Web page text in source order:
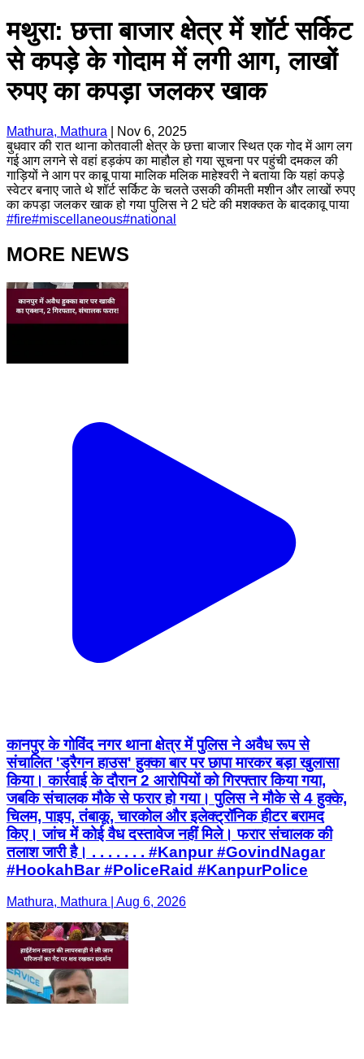
मथुरा: छत्ता बाजार क्षेत्र में शॉर्ट सर्किट
से कपड़े के गोदाम में लगी आग, लाखों
रुपए का कपड़ा जलकर खाक
Mathura, Mathura
Nov 6, 2025
बुधवार की रात थाना कोतवाली क्षेत्र के छत्ता बाजार स्थित एक गोद में आग लग
गई आग लगने से वहां हड़कंप का माहौल हो गया सूचना पर पहुंची दमकल की
गाड़ियों ने आग पर काबू पाया मालिक मलिक माहेश्वरी ने बताया कि यहां कपड़े
स्वेटर बनाए जाते थे शॉर्ट सर्किट के चलते उसकी कीमती मशीन और लाखों रुपए
का कपड़ा जलकर खाक हो गया पुलिस ने 2 घंटे की मशक्कत के बादकावू पाया
#fire#miscellaneous#national
MORE NEWS
कानपुर के गोविंद नगर थाना क्षेत्र में पुलिस ने अवैध रूप से
संचालित 'ड्रैगन हाउस' हुक्का बार पर छापा मारकर बड़ा खुलासा
किया। कार्रवाई के दौरान 2 आरोपियों को गिरफ्तार किया गया,
जबकि संचालक मौके से फरार हो गया। पुलिस ने मौके से 4 हुक्के,
चिलम, पाइप, तंबाकू, चारकोल और इलेक्ट्रॉनिक हीटर बरामद
किए। जांच में कोई वैध दस्तावेज नहीं मिले। फरार संचालक की
तलाश जारी है। . . . . . . . #Kanpur #GovindNagar
#HookahBar #PoliceRaid #KanpurPolice
Mathura, Mathura | Aug 6, 2026